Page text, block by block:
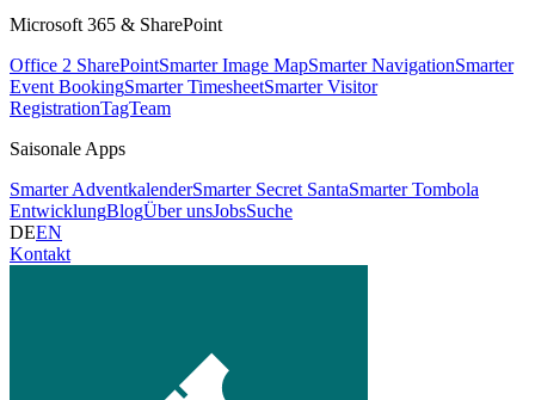
Microsoft 365 & SharePoint
Office 2 SharePointSmarter Image MapSmarter NavigationSmarter
Event BookingSmarter TimesheetSmarter Visitor
RegistrationTagTeam
Saisonale Apps
Smarter AdventkalenderSmarter Secret SantaSmarter Tombola
EntwicklungBlogÜber unsJobsSuche
DEEN
Kontakt